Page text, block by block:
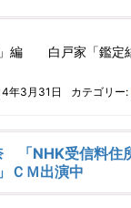
」編 白戸家「鑑定
年3月31日 カテゴリー:
「NHK受信料住
ＣＭ出演中